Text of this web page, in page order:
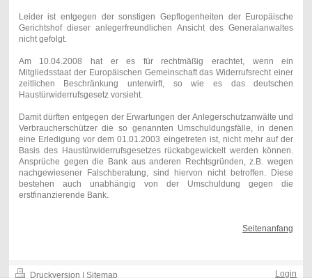
Leider ist entgegen der sonstigen Gepflogenheiten der Europäische
Gerichtshof dieser anlegerfreundlichen Ansicht des Generalanwaltes
nicht gefolgt.
Am 10.04.2008 hat er es für rechtmäßig erachtet, wenn ein
Mitgliedsstaat der Europäischen Gemeinschaft das Widerrufsrecht einer
zeitlichen Beschränkung unterwirft, so wie es das deutschen
Haustürwiderrufsgesetz vorsieht.
Damit dürften entgegen der Erwartungen der Anlegerschutzanwälte und
Verbraucherschützer die so genannten Umschuldungsfälle, in denen
eine Erledigung vor dem 01.01.2003 eingetreten ist, nicht mehr auf der
Basis des Haustürwiderrufsgesetzes rückabgewickelt werden können.
Ansprüche gegen die Bank aus anderen Rechtsgründen, z.B. wegen
nachgewiesener Falschberatung, sind hiervon nicht betroffen. Diese
bestehen auch unabhängig von der Umschuldung gegen die
erstfinanzierende Bank.
Seitenanfang
Druckversion Sitemap Login